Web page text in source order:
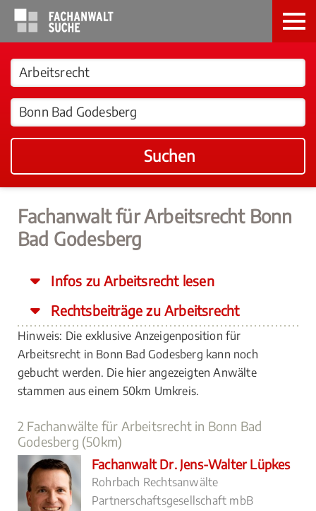
Suchen
Fachanwalt für Arbeitsrecht Bonn
Bad Godesberg
Infos zu Arbeitsrecht lesen
Rechtsbeiträge zu Arbeitsrecht
Hinweis: Die exklusive Anzeigenposition für
Arbeitsrecht in Bonn Bad Godesberg kann noch
gebucht werden. Die hier angezeigten Anwälte
stammen aus einem 50km Umkreis.
2 Fachanwälte für Arbeitsrecht in Bonn Bad
Godesberg (50km)
Fachanwalt Dr. Jens-Walter Lüpkes
Rohrbach Rechtsanwälte
Partnerschaftsgesellschaft mbB